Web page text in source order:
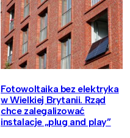
Fotowoltaika bez elektryka
w Wielkiej Brytanii. Rząd
chce zalegalizować
instalacje „plug and play”